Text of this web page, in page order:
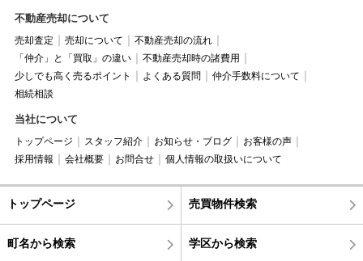
不動産売却について
売却査定 売却について
不動産売却の流れ
「仲介」と「買取」の違い
不動産売却時の諸費用
少しでも高く売るポイント
よくある質問
仲介手数料について
相続相談
当社について
トップページ スタッフ紹介 お知らせ・ブログ
お客様の声
採用情報
会社概要 お問合せ 個人情報の取扱いについて
トップページ 売買物件検索
町名から検索 学区から検索